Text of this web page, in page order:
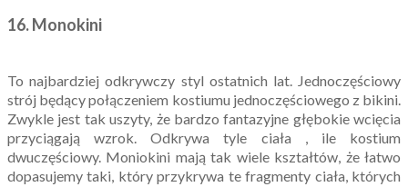
16.Monokini
To najbardziej odkrywczy styl ostatnich lat. Jednoczęściowy
strój będący połączeniem kostiumu jednoczęściowego z bikini.
Zwykle jest tak uszyty, że bardzo fantazyjne głębokie wcięcia
przyciągają wzrok. Odkrywa tyle ciała , ile kostium
dwuczęściowy. Moniokini mają tak wiele kształtów, że łatwo
dopasujemy taki, który przykrywa te fragmenty ciała, których